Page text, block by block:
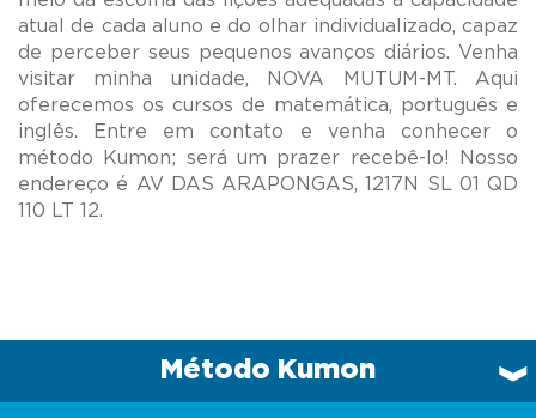
atual de cada aluno e do olhar individualizado, capaz
de perceber seus pequenos avanços diários. Venha
visitar minha unidade, NOVA MUTUM-MT. Aqui
oferecemos os cursos de matemática, português e
inglês. Entre em contato e venha conhecer o
método Kumon; será um prazer recebê-lo! Nosso
endereço é AV DAS ARAPONGAS, 1217N SL 01 QD
Método Kumon